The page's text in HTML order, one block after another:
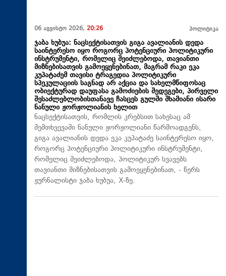
06 აგვისტო 2026, 20:26 პოლიტიკა
ჯაბა ხუბუა: ნაცსექტისათვის გიგა ავალიანის დედა
საინტერესო იყო როგორც პოტენციური პოლიტიკური
ინსტრუმენტი, რომელიც შეიძლებოდა, თავიანთი
მიზნებისათვის გამოეყენებინათ, მაგრამ რაკი ეკა
კუპატაძემ თავისი ტრაგედია პოლიტიკური
სპეკულაციის საგნად არ აქცია და სახელმწიფოსაც
ობიექტურად დაუფასა გამოძიების შედეგები, პირველი
შესაძლებლობისთანავე ჩასცეს გულში შხამიანი ისარი
ნანული ჟორჟოლიანის ხელით
ნაცსექტისათვის, რომლის კრებსით სახესაც ამ
შემთხვევაში ნანული ჟორჟოლიანი წარმოადგენს,
გიგა ავალიანის დედა ეკა კუპატაძე საინტერესო იყო,
როგორც პოტენციური პოლიტიკური ინსტრუმენტი,
რომელიც შეიძლებოდა, პოლიტიკურ სვავებს
თავიანთი მიზნებისათვის გამოეყენებინათ, - წერს
ჟურნალისტი ჯაბა ხუბუა, X-ზე.